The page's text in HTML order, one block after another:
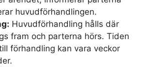
huvudförhandlingen.
Huvudförhandling hålls där
fram och parterna hörs. Tiden
förhandling kan vara veckor